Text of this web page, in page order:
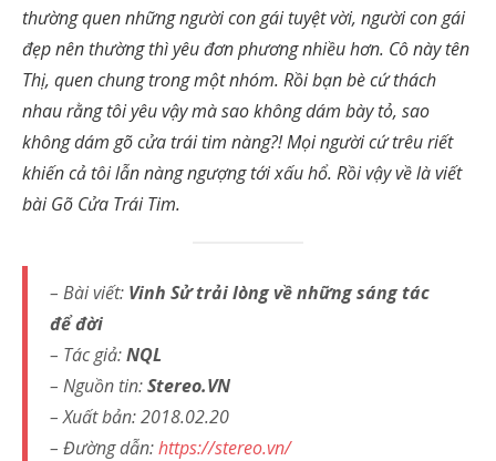
thường quen những người con gái tuyệt vời, người con gái
đẹp nên thường thì yêu đơn phương nhiều hơn. Cô này tên
Thị, quen chung trong một nhóm. Rồi bạn bè cứ thách
nhau rằng tôi yêu vậy mà sao không dám bày tỏ, sao
không dám gõ cửa trái tim nàng?! Mọi người cứ trêu riết
khiến cả tôi lẫn nàng ngượng tới xấu hổ. Rồi vậy về là viết
bài Gõ Cửa Trái Tim.
– Bài viết: Vinh Sử trải lòng về những sáng tác
để đời
– Tác giả:NQL
– Nguồn tin:Stereo.VN
– Xuất bản: 2018.02.20
– Đường dẫn:https://stereo.vn/